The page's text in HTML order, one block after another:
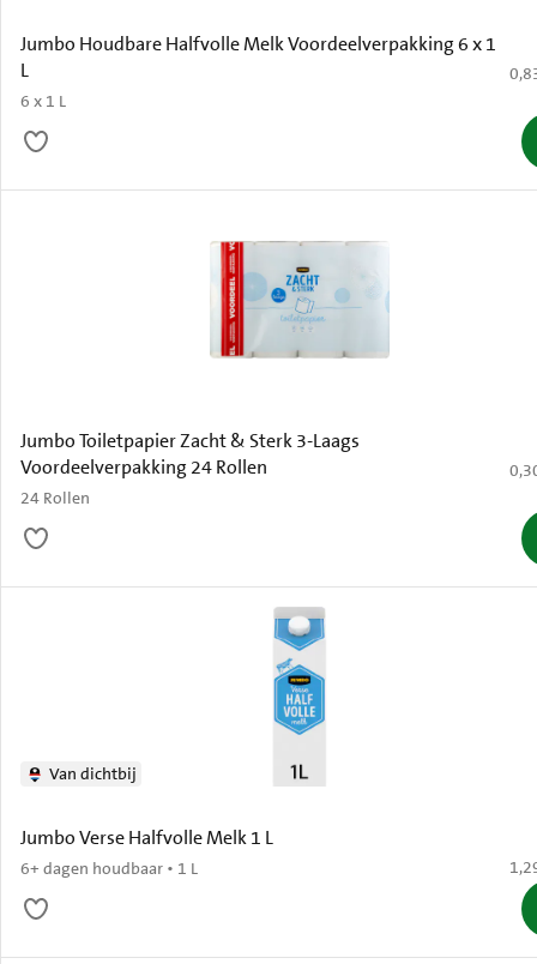
Jumbo Houdbare Halfvolle Melk Voordeelverpakking 6 x 1
L
6 x 1 L
€
Jumbo Toiletpapier Zacht & Sterk 3-Laags
Voordeelverpakking 24 Rollen
24 Rollen
€
Jumbo Verse Halfvolle Melk 1 L
6+ dagen houdbaar • 1 L
Van dichtbij
€